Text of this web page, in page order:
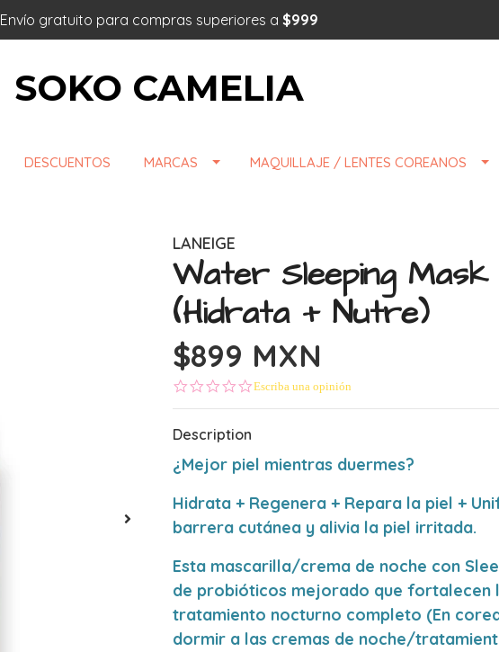
Envío gratuito para compras superiores a $999
SOKO CAMELIA
DESCUENTOS MARCAS MAQUILLAJE / LENTES COREANOS
LANEIGE
Water Sleeping
(Hidrata + Nutre)
$899 MXN
0.0 star rating
Escriba una opinión
Description
¿Mejor piel mientras duermes?
Hidrata + Regenera + Repara la piel +
barrera cutánea y alivia la piel irritada.
Esta mascarilla/crema de noche con
de probióticos mejorado que fortalecen
tratamiento nocturno completo (En
dormir a las cremas de noche/